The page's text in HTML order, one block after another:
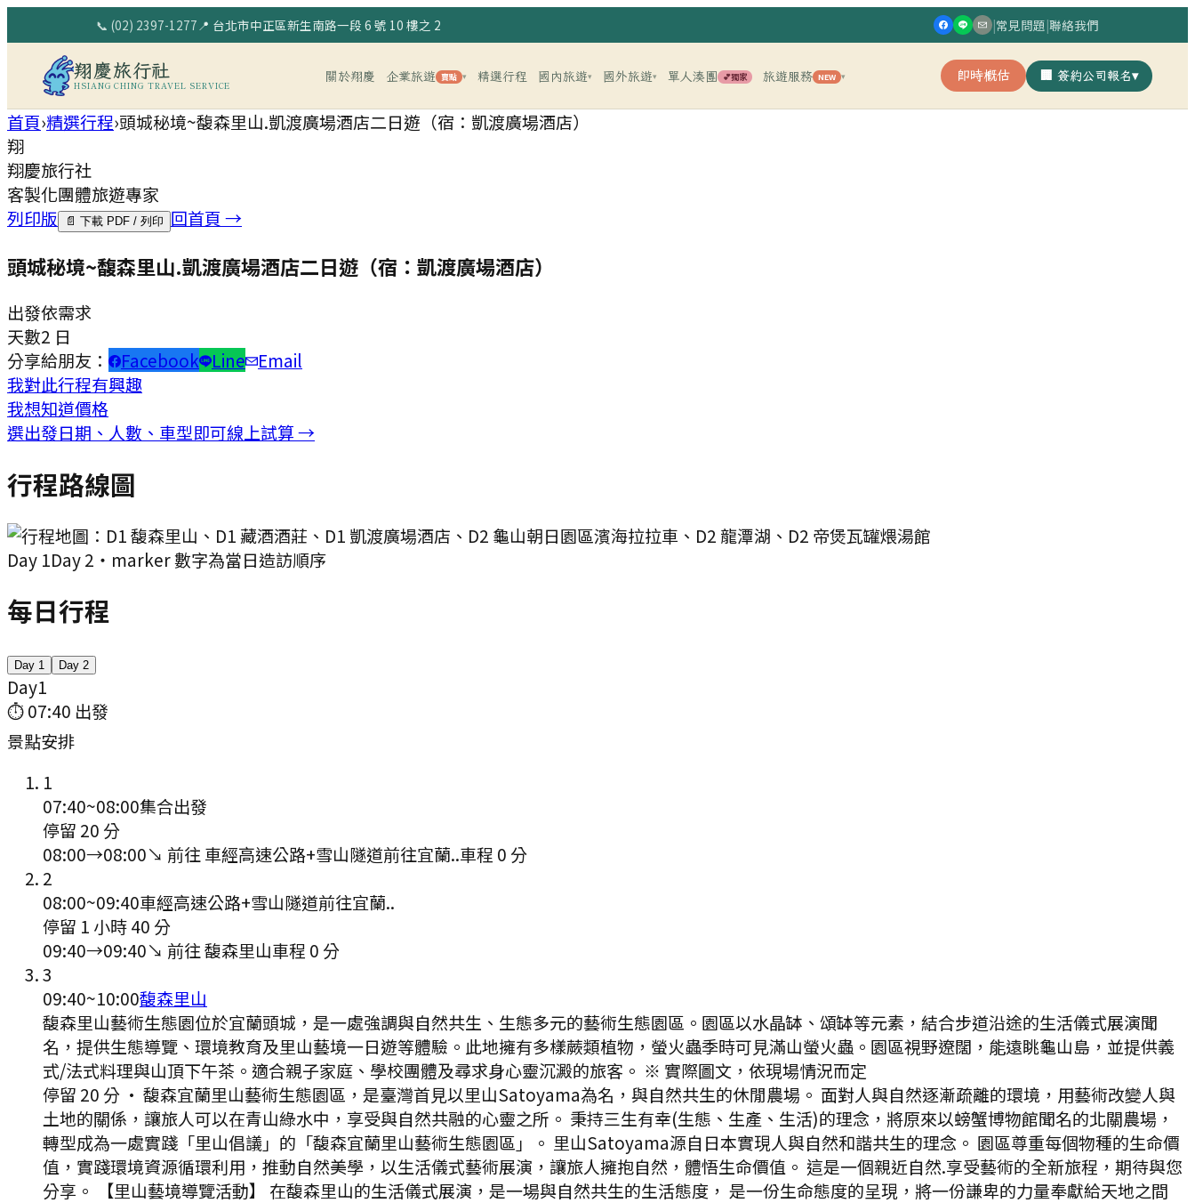
📞 (02) 2397-1277📍 台北市中正區新生南路一段 6 號 10 樓之 2 |常見問題|聯絡我們
翔慶旅行社
HSIANG CHING TRAVEL SERVICE
關於翔慶 企業旅遊 賣點 ▾ 精選行程 國內旅遊▾ 國外旅遊▾ 單人湊團 💕獨家 旅遊服務 NEW ▾ 即時概估 🏢 簽約公司報名▾
首頁›精選行程›頭城秘境~馥森里山.凱渡廣場酒店二日遊（宿：凱渡廣場酒店）
翔
翔慶旅行社
客製化團體旅遊專家
列印版
📄 下載 PDF / 列印 回首頁 →
頭城秘境~馥森里山.凱渡廣場酒店二日遊（宿：凱渡廣場酒店）
出發依需求
天數2 日
分享給朋友：
Facebook Line
Email
我對此行程有興趣
我想知道價格
選出發日期、人數、車型即可線上試算 →
行程路線圖
Day 1Day2 ・marker 數字為當日造訪順序
每日行程
Day 1 Day 2
Day1
⏱07:40 出發
景點安排
1
07:40~08:00集合出發
停留 20 分
08:00→08:00↘ 前往 車經高速公路+雪山隧道前往宜蘭..車程 0 分
2
08:00~09:40車經高速公路+雪山隧道前往宜蘭..
停留 1 小時 40 分
09:40→09:40↘ 前往馥森里山車程 0 分
3
09:40~10:00馥森里山
馥森里山藝術生態園位於宜蘭頭城，是一處強調與自然共生、生態多元的藝術生態園區。園區以水晶缽、頌缽等元素，結合步道沿途的生活儀式展演聞
名，提供生態導覽、環境教育及里山藝境一日遊等體驗。此地擁有多樣蕨類植物，螢火蟲季時可見滿山螢火蟲。園區視野遼闊，能遠眺龜山島，並提供義
式/法式料理與山頂下午茶。適合親子家庭、學校團體及尋求身心靈沉澱的旅客。 ※ 實際圖文，依現場情況而定
停留 20 分 · 馥森宜蘭里山藝術生態園區，是臺灣首見以里山Satoyama為名，與自然共生的休閒農場。 面對人與自然逐漸疏離的環境，用藝術改變人與
土地的關係，讓旅人可以在青山綠水中，享受與自然共融的心靈之所。 秉持三生有幸(生態、生產、生活)的理念，將原來以螃蟹博物館聞名的北關農場，
轉型成為一處實踐「里山倡議」的「馥森宜蘭里山藝術生態園區」。 里山Satoyama源自日本實現人與自然和諧共生的理念。 園區尊重每個物種的生命價
值，實踐環境資源循環利用，推動自然美學，以生活儀式藝術展演，讓旅人擁抱自然，體悟生命價值。 這是一個親近自然.享受藝術的全新旅程，期待與您
分享。 【里山藝境導覽活動】 在馥森里山的生活儀式展演，是一場與自然共生的生活態度， 是一份生命態度的呈現，將一份謙卑的力量奉獻給天地之間